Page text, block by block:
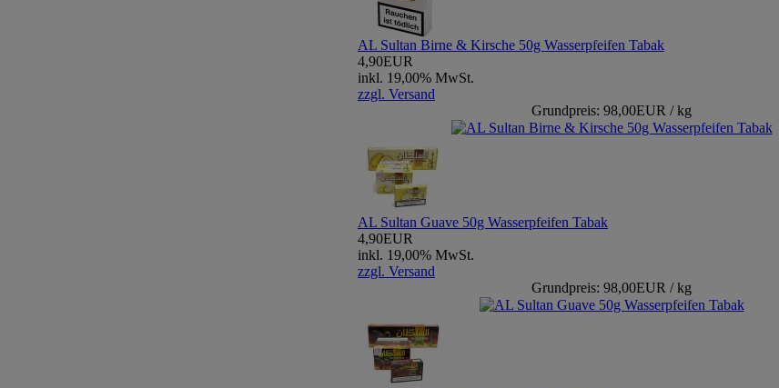
AL Sultan Birne & Kirsche 50g Wasserpfeifen Tabak
4,90EUR
inkl. 19,00% MwSt.
zzgl. Versand
Grundpreis: 98,00EUR / kg
AL Sultan Guave 50g Wasserpfeifen Tabak
4,90EUR
inkl. 19,00% MwSt.
zzgl. Versand
Grundpreis: 98,00EUR / kg